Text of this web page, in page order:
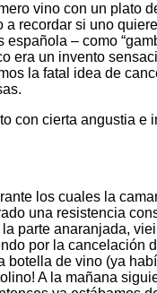
vino con un plato
a recordar si uno
– como
era un invento
la fatal idea de
con cierta angustia
los cuales la
una resistencia
parte anaranjada,
por la cancelación
de vino (ya
A la mañana